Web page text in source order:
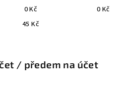
0 Kč
0 Kč
45 Kč
/ předem na účet